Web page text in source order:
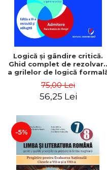
Logică şi gândire critică.
Ghid complet de rezolvare
a grilelor de logică
la Facultatea de Drept ,
ed. a III-a
75,00 Lei
56,25 Lei
-5%